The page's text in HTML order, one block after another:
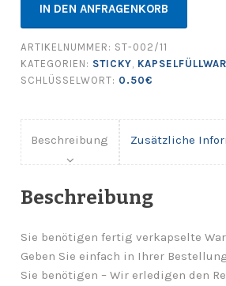
IN DEN ANFRAGENKORB
ARTIKELNUMMER: ST-002/11
KATEGORIEN: STICKY,
SCHLÜSSELWORT: 0.50€
Beschreibung Zusätzliche
Beschreibung
Sie benötigen fertig verkapselte
Geben Sie einfach in Ihrer
Sie benötigen – Wir erledigen den